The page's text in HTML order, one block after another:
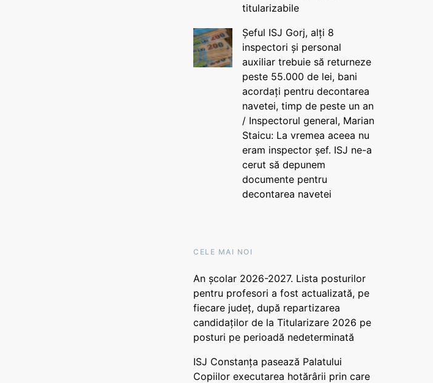
titularizabile
Șeful ISJ Gorj, alți 8
inspectori și personal
auxiliar trebuie să returneze
peste 55.000 de lei, bani
acordați pentru decontarea
navetei, timp de peste un an
/ Inspectorul general, Marian
Staicu: La vremea aceea nu
eram inspector șef. ISJ ne-a
cerut să depunem
documente pentru
decontarea navetei
CELE MAI NOI
An școlar 2026-2027. Lista posturilor
pentru profesori a fost actualizată, pe
fiecare județ, după repartizarea
candidaților de la Titularizare 2026 pe
posturi pe perioadă nedeterminată
ISJ Constanța pasează Palatului
Copiilor executarea hotărârii prin care